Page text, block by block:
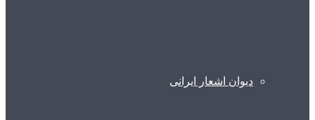
دیوان اشعار ایرانی